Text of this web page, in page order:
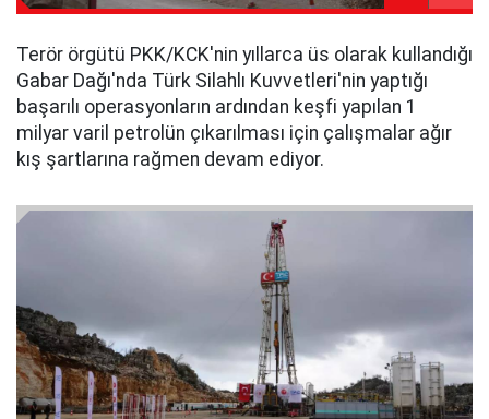
Terör örgütü PKK/KCK'nin yıllarca üs olarak kullandığı
Gabar Dağı'nda Türk Silahlı Kuvvetleri'nin yaptığı
başarılı operasyonların ardından keşfi yapılan 1
milyar varil petrolün çıkarılması için çalışmalar ağır
kış şartlarına rağmen devam ediyor.